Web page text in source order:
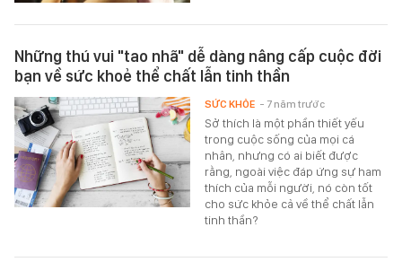
Những thú vui "tao nhã" dễ dàng nâng cấp cuộc đời
bạn về sức khoẻ thể chất lẫn tinh thần
Sở thích là một phần thiết yếu
trong cuộc sống của mọi cá
nhân, nhưng có ai biết được
rằng, ngoài việc đáp ứng sự ham
thích của mỗi người, nó còn tốt
cho sức khỏe cả về thể chất lẫn
tinh thần?
SỨC KHỎE - 7 năm trước